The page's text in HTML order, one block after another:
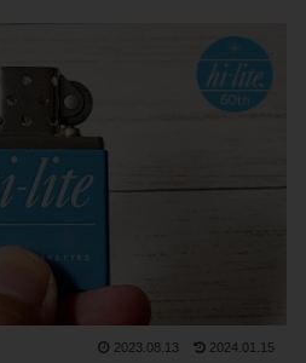
2023.08.13 2024.01.15